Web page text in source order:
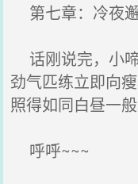
第七章：冷夜
话刚说完，小
劲气匹练立即向
照得如同白昼一般
呼呼~~~